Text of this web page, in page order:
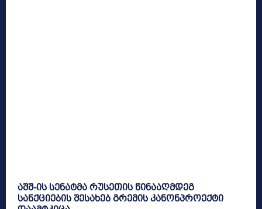
აშშ-ის სენატმა რუსეთის წინააღმდეგ
სანქციების შესახებ გრემის კანონპროექტი